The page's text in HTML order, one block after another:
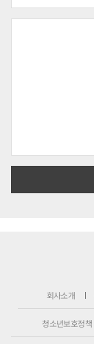
회사소개
청소년보호정책